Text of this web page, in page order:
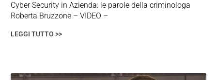
Cyber Security in Azienda: le parole della criminologa
Roberta Bruzzone – VIDEO –
LEGGI TUTTO >>